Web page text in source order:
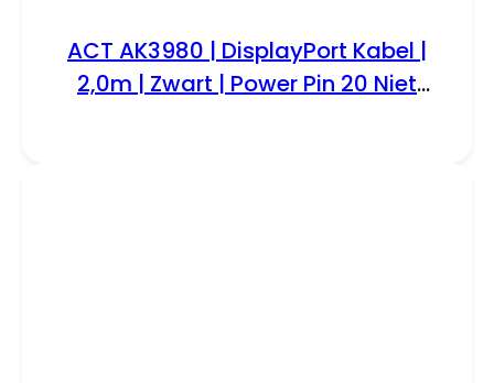
ACT AK3980 | DisplayPort Kabel |
2,0m | Zwart | Power Pin 20 Niet